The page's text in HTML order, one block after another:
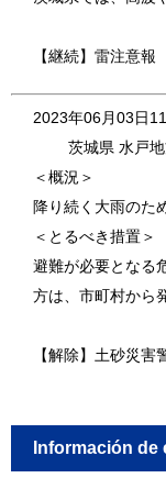
【継続】雷注意
2023年06月03日
茨城県 水戸地
＜概況＞
降り続く大雨のた
＜とるべき措置＞
避難が必要となる
方は、市町村から
【解除】土砂災害
Información